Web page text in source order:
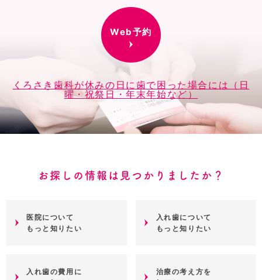
Web予約
くろさき歯科が休みの日に歯で困った場合には（日
曜・祝祭日・年末年始など）
お探しの情報は見つかりましたか？
医院について
もっと知りたい
入れ歯について
もっと知りたい
入れ歯の費用に
治療の考え方を